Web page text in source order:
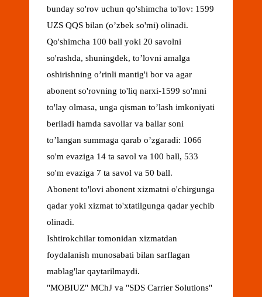
bunday so'rov uchun qo'shimcha to'lov: 1599
UZS QQS bilan (o’zbek so'mi) olinadi.
Qo'shimcha 100 ball yoki 20 savolni
so'rashda, shuningdek, to’lovni amalga
oshirishning o’rinli mantig'i bor va agar
abonent so'rovning to'liq narxi-1599 so'mni
to'lay olmasa, unga qisman to’lash imkoniyati
beriladi hamda savollar va ballar soni
to’langan summaga qarab o’zgaradi: 1066
so'm evaziga 14 ta savol va 100 ball, 533
so'm evaziga 7 ta savol va 50 ball.
Abonent to'lovi abonent xizmatni o'chirgunga
qadar yoki xizmat to'xtatilgunga qadar yechib
olinadi.
Ishtirokchilar tomonidan xizmatdan
foydalanish munosabati bilan sarflagan
mablag'lar qaytarilmaydi.
"MOBIUZ" MChJ va "SDS Carrier Solutions"